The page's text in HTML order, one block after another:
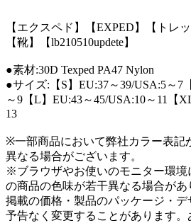
【エクスペド】【EXPED】【トレ
【靴】【lb210510updete】
●素材:30D Texped PA47 Nylon
●サイズ:【S】EU:37～39/USA:5～7
～9【L】EU:43～45/USA:10～11【
13
※一部商品において弊社カラー表記
異なる場合がございます。
※ブラウザやお使いのモニター環境
の商品の色味が若干異なる場合があ
掲載の価格・製品のパッケージ・デ
予告なく変更することがあります。